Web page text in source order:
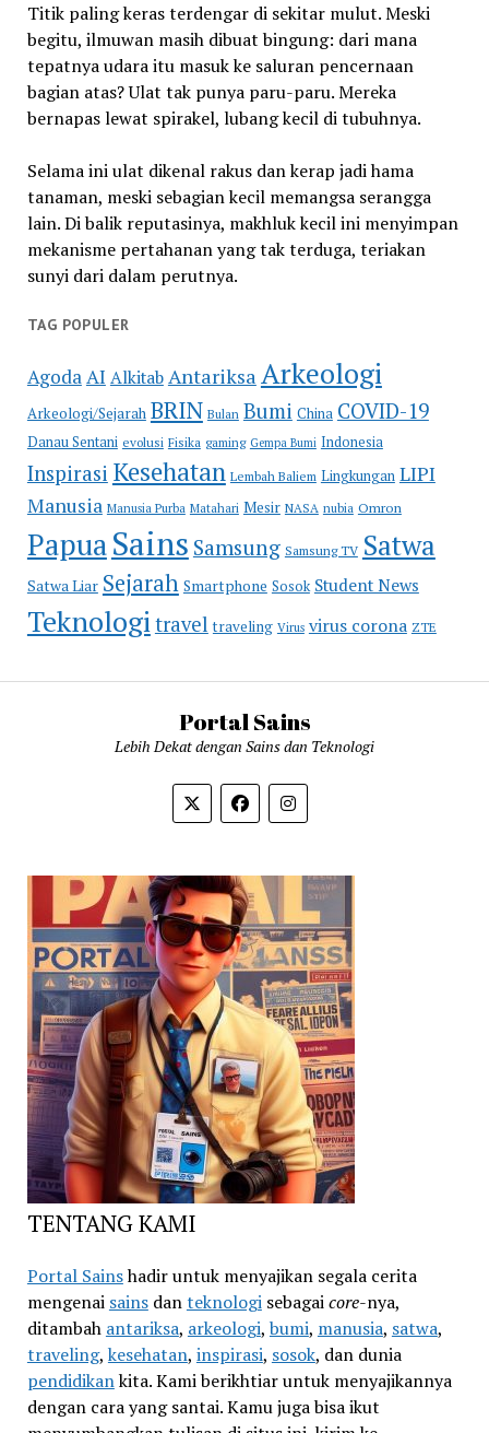
Titik paling keras terdengar di sekitar mulut. Meski
begitu, ilmuwan masih dibuat bingung: dari mana
tepatnya udara itu masuk ke saluran pencernaan
bagian atas? Ulat tak punya paru-paru. Mereka
bernapas lewat spirakel, lubang kecil di tubuhnya.
Selama ini ulat dikenal rakus dan kerap jadi hama
tanaman, meski sebagian kecil memangsa serangga
lain. Di balik reputasinya, makhluk kecil ini menyimpan
mekanisme pertahanan yang tak terduga, teriakan
sunyi dari dalam perutnya.
TAG POPULER
AgodaAI Alkitab Antariksa Arkeologi
Arkeologi/Sejarah BRIN Bulan Bumi China COVID-19
Danau Sentani evolusi Fisika gaming Gempa Bumi Indonesia
Inspirasi Kesehatan Lembah Baliem Lingkungan LIPI
Manusia Manusia Purba Matahari Mesir NASA nubia Omron
PapuaSains Samsung Samsung TV Satwa
Satwa Liar Sejarah Smartphone Sosok Student News
Teknologi travel traveling Virus virus corona ZTE
Portal Sains
Lebih Dekat dengan Sains dan Teknologi
TENTANG KAMI
Portal Sainshadir untuk menyajikan segala cerita
mengenai sainsdanteknologisebagaicore-nya,
ditambah antariksa, arkeologi, bumi, manusia, satwa,
traveling, kesehatan, inspirasi, sosok, dan dunia
pendidikankita. Kami berikhtiar untuk menyajikannya
dengan cara yang santai. Kamu juga bisa ikut